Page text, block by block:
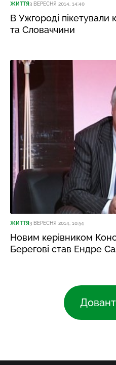
ЖИТТЯ3 ВЕРЕСНЯ 2014, 14:40
В Ужгороді
та Словаччини
ЖИТТЯ3 ВЕРЕСНЯ 2014, 10:54
Новим керівником
Берегові став Ендре